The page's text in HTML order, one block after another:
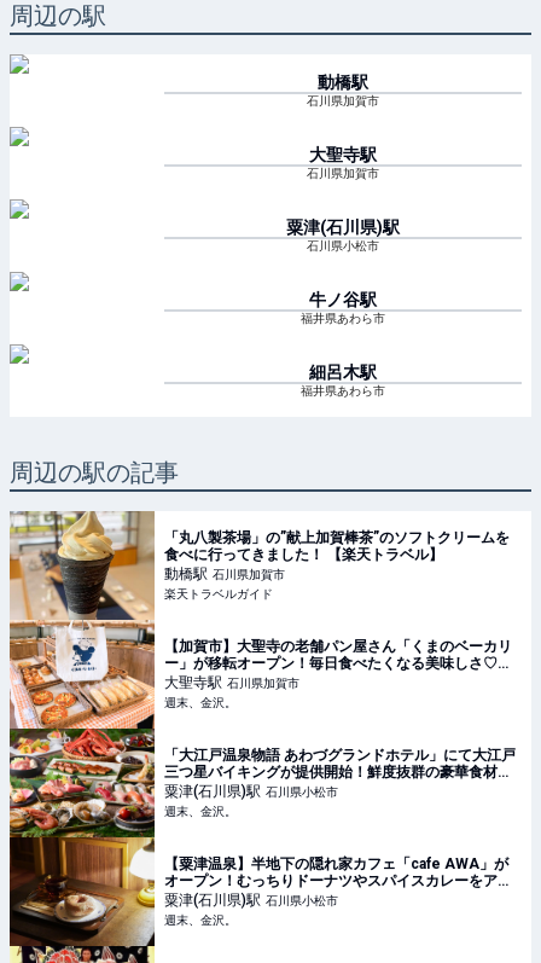
周辺の駅
動橋駅
石川県加賀市
大聖寺駅
石川県加賀市
粟津(石川県)駅
石川県小松市
牛ノ谷駅
福井県あわら市
細呂木駅
福井県あわら市
周辺の駅の記事
「丸八製茶場」の”献上加賀棒茶”のソフトクリームを
食べに行ってきました！ 【楽天トラベル】
動橋駅 石川県加賀市
楽天トラベルガイド
【加賀市】大聖寺の老舗パン屋さん「くまのベーカリ
ー」が移転オープン！毎日食べたくなる美味しさ♡レ
トロ可愛いオリジナルグッズにも注目♪【NEW
OPEN】 - 週末、金沢。
大聖寺駅 石川県加賀市
週末、金沢。
「大江戸温泉物語 あわづグランドホテル」にて大江戸
三つ星バイキングが提供開始！鮮度抜群の豪華食材を
食べ尽くそう♡【粟津温泉】 - 週末、金沢。
粟津(石川県)駅 石川県小松市
週末、金沢。
【粟津温泉】半地下の隠れ家カフェ「cafe AWA」が
オープン！むっちりドーナツやスパイスカレーをアン
ティークな空間で。【NEW OPEN】 - 週末、金沢。
粟津(石川県)駅 石川県小松市
週末、金沢。